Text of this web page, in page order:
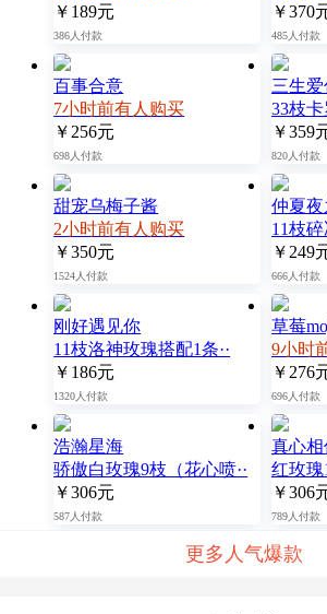
￥189元
386人付款
￥370
485人付款
百事合意
7小时前有人购买
￥256元
698人付款
三生爱
33枝卡
￥359
820人付款
甜宠乌梅子酱
2小时前有人购买
￥350元
1524人付款
仲夏夜
11枝碎
￥249
666人付款
刚好遇见你
11枝洛神玫瑰搭配1条··
￥186元
1320人付款
草莓
9小时
￥276
696人付款
浩瀚星海
骄傲白玫瑰9枝（花心喷··
￥306元
587人付款
真心相
红玫瑰
￥306
789人付款
更多人气爆款